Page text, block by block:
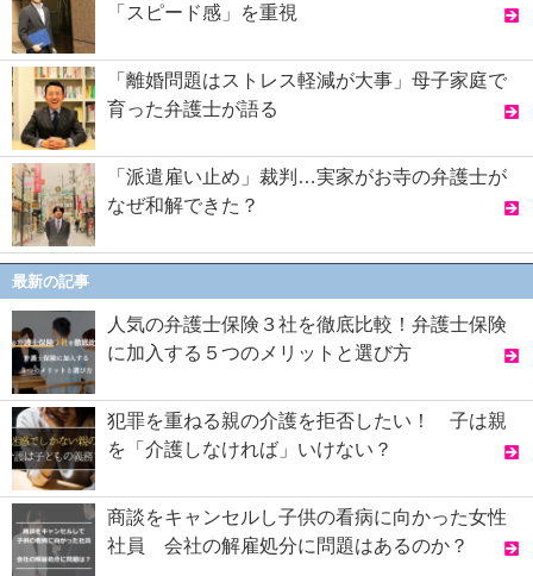
「スピード感」を重視
「離婚問題はストレス軽減が大事」母子家庭で
育った弁護士が語る
「派遣雇い止め」裁判…実家がお寺の弁護士が
なぜ和解できた？
最新の記事
人気の弁護士保険３社を徹底比較！弁護士保険
に加入する５つのメリットと選び方
犯罪を重ねる親の介護を拒否したい！ 子は親
を「介護しなければ」いけない？
商談をキャンセルし子供の看病に向かった女性
社員 会社の解雇処分に問題はあるのか？